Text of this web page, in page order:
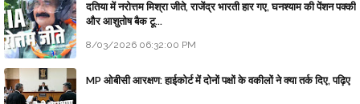
दतिया में नरोत्तम मिश्रा जीते, राजेंद्र भारती हार गए, घनश्याम की पेंशन पक्की
और आशुतोष बैक टू...
8/03/2026 06:32:00 PM
MP ओबीसी आरक्षण: हाईकोर्ट में दोनों पक्षों के वकीलों ने क्या तर्क दिए, पढ़िए